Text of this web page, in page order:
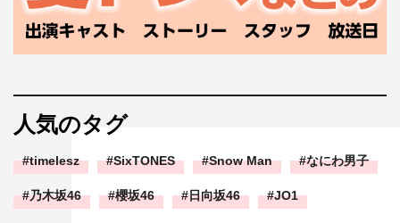
人気のタグ
timelesz SixTONES Snow Man なにわ男子
乃木坂46 櫻坂46 日向坂46 JO1